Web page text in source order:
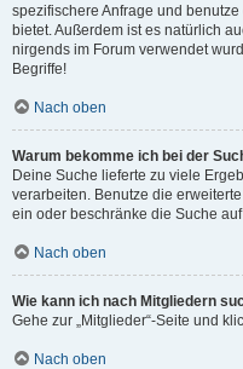
spezifischere Anfrage und
bietet. Außerdem ist es natürlich
nirgends im Forum verwendet
Begriffe!
Nach oben
Warum bekomme ich bei der
Deine Suche lieferte zu viele
verarbeiten. Benutze die
ein oder beschränke die Suche
Nach oben
Wie kann ich nach Mitgliedern
Gehe zur „Mitglieder“-Seite und
Nach oben